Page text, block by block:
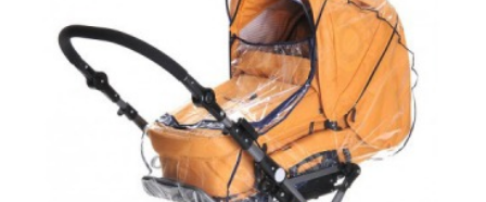
Kadice, noše i adapteri
Hranilice, flašice i cucle
Monitori, Ogradice i tricikli